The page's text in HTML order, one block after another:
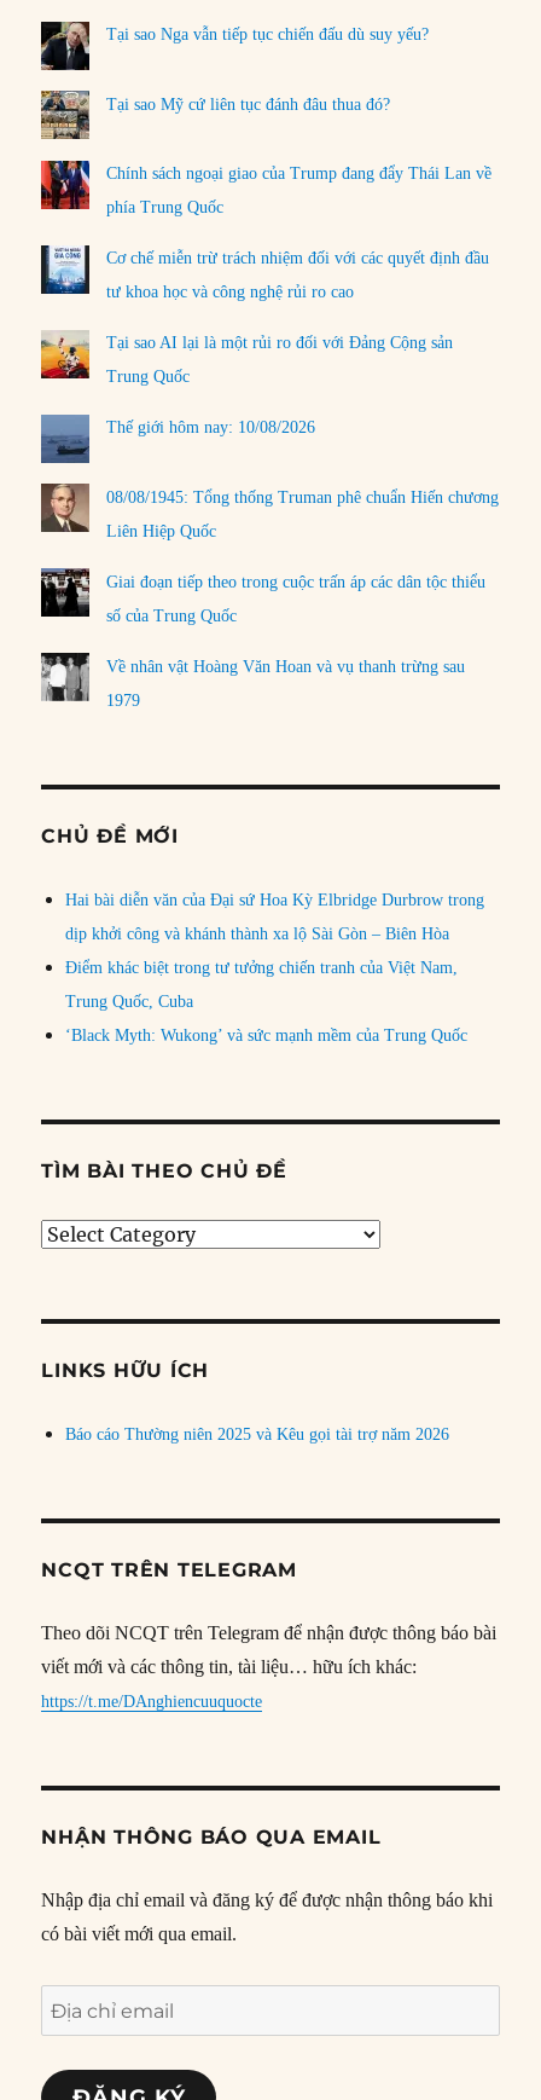
Tại sao Nga vẫn tiếp tục chiến đấu dù suy yếu?
Tại sao Mỹ cứ liên tục đánh đâu thua đó?
Chính sách ngoại giao của Trump đang đẩy Thái Lan về
phía Trung Quốc
Cơ chế miễn trừ trách nhiệm đối với các quyết định đầu
tư khoa học và công nghệ rủi ro cao
Tại sao AI lại là một rủi ro đối với Đảng Cộng sản
Trung Quốc
Thế giới hôm nay: 10/08/2026
08/08/1945: Tổng thống Truman phê chuẩn Hiến chương
Liên Hiệp Quốc
Giai đoạn tiếp theo trong cuộc trấn áp các dân tộc thiểu
số của Trung Quốc
Về nhân vật Hoàng Văn Hoan và vụ thanh trừng sau
1979
CHỦ ĐỀ MỚI
Hai bài diễn văn của Đại sứ Hoa Kỳ Elbridge Durbrow trong
dịp khởi công và khánh thành xa lộ Sài Gòn – Biên Hòa
Điểm khác biệt trong tư tưởng chiến tranh của Việt Nam,
Trung Quốc, Cuba
‘Black Myth: Wukong’ và sức mạnh mềm của Trung Quốc
TÌM BÀI THEO CHỦ ĐỀ
Tìm
đề
LINKS HỮU ÍCH
Báo cáo Thường niên 2025 và Kêu gọi tài trợ năm 2026
NCQT TRÊN TELEGRAM
Theo dõi NCQT trên Telegram để nhận được thông báo bài
viết mới và các thông tin, tài liệu… hữu ích khác:
https://t.me/DAnghiencuuquocte
NHẬN THÔNG BÁO QUA EMAIL
Nhập địa chỉ email và đăng ký để được nhận thông báo khi
có bài viết mới qua email.
Địa
chỉ
email